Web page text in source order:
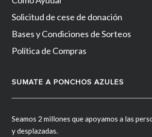
Solicitud de cese de donación
Bases y Condiciones de Sorteos
Política de Compras
SUMATE A PONCHOS AZULES
Seamos 2 millones que apoyamos a las
y desplazadas.